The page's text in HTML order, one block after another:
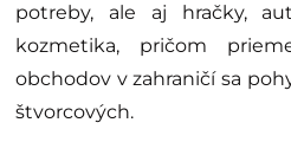
potreby, ale aj hračky,
kozmetika, pričom
obchodov v zahraničí sa
štvorcových.